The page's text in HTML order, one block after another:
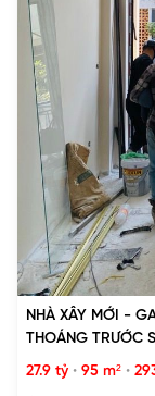
NHÀ XÂY MỚI -
THOÁNG TRƯỚC
27.9 tỷ • 95 m² •